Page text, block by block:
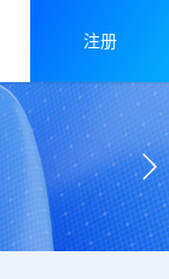
注册